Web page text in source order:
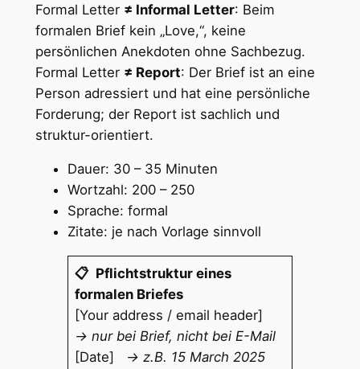
Formal Letter ≠ Informal Letter: Beim
formalen Brief kein „Love,“, keine
persönlichen Anekdoten ohne Sachbezug.
Formal Letter ≠ Report: Der Brief ist an eine
Person adressiert und hat eine persönliche
Forderung; der Report ist sachlich und
struktur-orientiert.
Dauer: 30 – 35 Minuten
Wortzahl: 200 – 250
Sprache: formal
Zitate: je nach Vorlage sinnvoll
📋 Pflichtstruktur eines
formalen Briefes
[Your address / email header]
→ nur bei Brief, nicht bei E-Mail
[Date]
→ z.B. 15 March 2025